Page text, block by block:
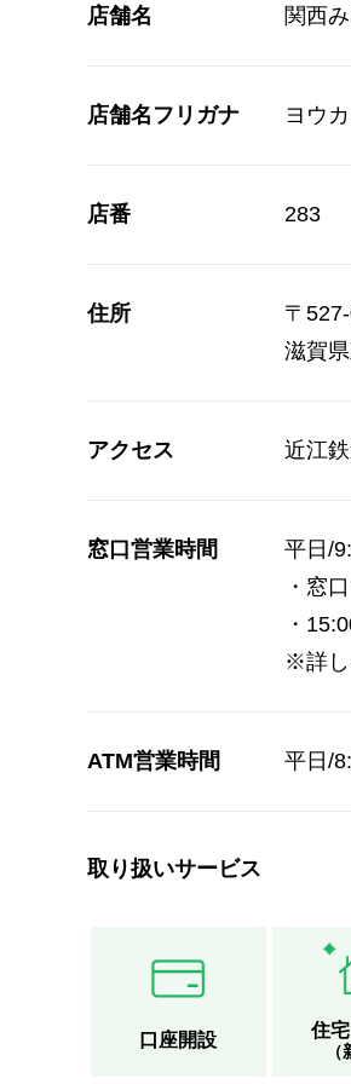
店舗名 関西
店舗名フリガナ ヨウ
店番 283
住所 〒
滋賀県
アクセス 近江
窓口営業時間
平日/
・窓
・
※詳し
ATM営業時間 平日/
取り扱いサービス
口座開設 住
（